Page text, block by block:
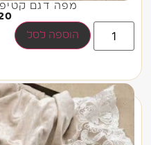
מפה דגם קטיפה
הוספה לסל